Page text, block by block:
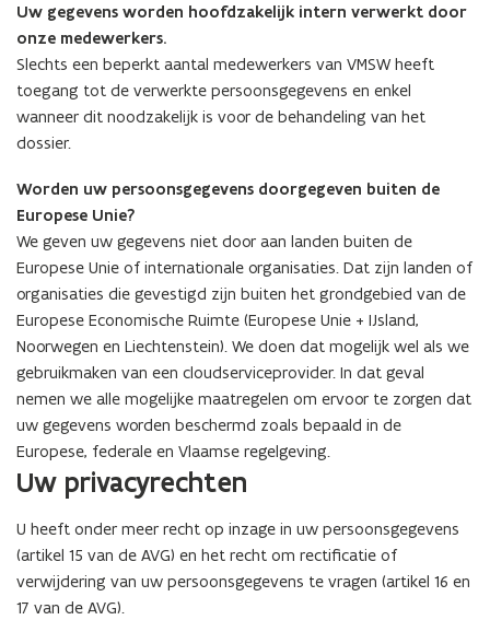
Uw gegevens worden hoofdzakelijk intern verwerkt door
onze medewerkers.
Slechts een beperkt aantal medewerkers van VMSW heeft
toegang tot de verwerkte persoonsgegevens en enkel
wanneer dit noodzakelijk is voor de behandeling van het
dossier.
Worden uw persoonsgegevens doorgegeven buiten de
Europese Unie?
We geven uw gegevens niet door aan landen buiten de
Europese Unie of internationale organisaties. Dat zijn landen of
organisaties die gevestigd zijn buiten het grondgebied van de
Europese Economische Ruimte (Europese Unie + IJsland,
Noorwegen en Liechtenstein). We doen dat mogelijk wel als we
gebruikmaken van een cloudserviceprovider. In dat geval
nemen we alle mogelijke maatregelen om ervoor te zorgen dat
uw gegevens worden beschermd zoals bepaald in de
Europese, federale en Vlaamse regelgeving.
Uw privacyrechten
U heeft onder meer recht op inzage in uw persoonsgegevens
(artikel 15 van de AVG) en het recht om rectificatie of
verwijdering van uw persoonsgegevens te vragen (artikel 16 en
17 van de AVG).